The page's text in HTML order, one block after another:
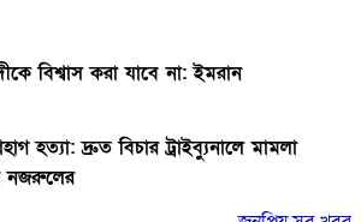
বিশ্বাস করা যাবে না: ইমরান
হত্যা: দ্রুত বিচার ট্রাইব্যুনালে মামলা
নজরুলের